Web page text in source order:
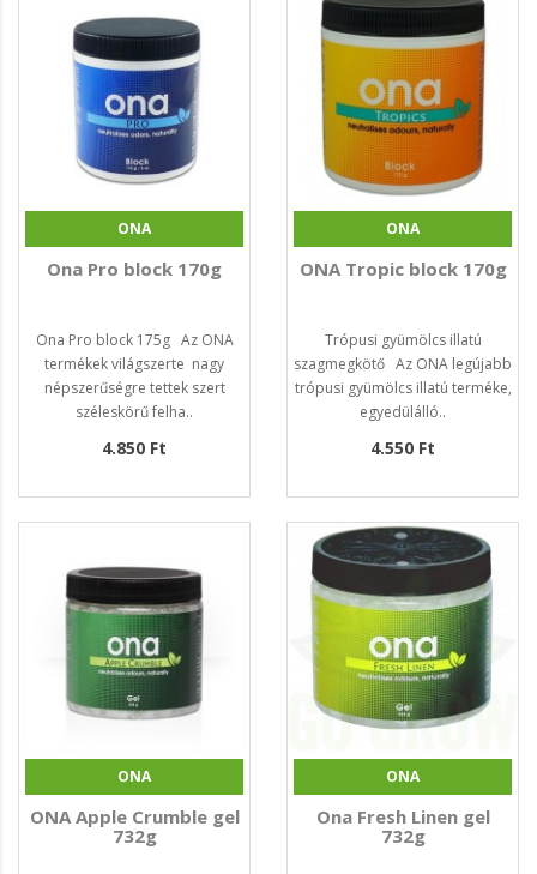
ONA
Ona Pro block 170g
Ona Pro block 175g Az ONA
termékek világszerte nagy
népszerűségre tettek szert
széleskörű felha..
4.850 Ft
ONA
ONA Tropic block 170g
Trópusi gyümölcs illatú
szagmegkötő Az ONA legújabb
trópusi gyümölcs illatú terméke,
egyedülálló..
4.550 Ft
ONA
ONA Apple Crumble gel
732g
ONA
Ona Fresh Linen gel
732g